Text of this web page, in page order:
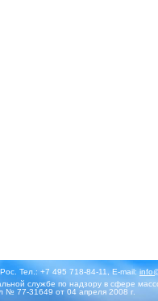
Тел.: +7 495 718-84-11, E-mail:
службе по надзору в сфере
№ 77-31649 от 04 апреля 2008 г.